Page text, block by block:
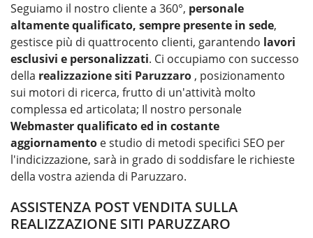
Seguiamo il nostro cliente a 360°, personale
altamente qualificato, sempre presente in sede,
gestisce più di quattrocento clienti, garantendo lavori
esclusivi e personalizzati. Ci occupiamo con successo
della realizzazione siti Paruzzaro , posizionamento
sui motori di ricerca, frutto di un'attività molto
complessa ed articolata; Il nostro personale
Webmaster qualificato ed in costante
aggiornamento e studio di metodi specifici SEO per
l'indicizzazione, sarà in grado di soddisfare le richieste
della vostra azienda di Paruzzaro.
ASSISTENZA POST VENDITA SULLA
REALIZZAZIONE SITI PARUZZARO